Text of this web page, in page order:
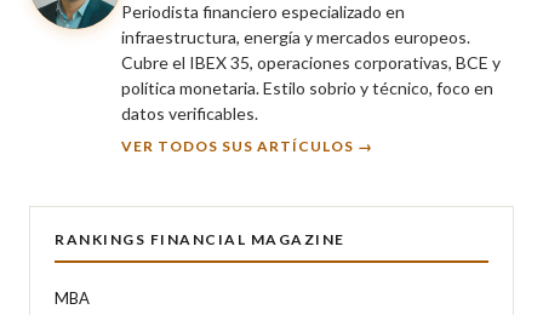
Periodista financiero especializado en
infraestructura, energía y mercados europeos.
Cubre el IBEX 35, operaciones corporativas, BCE y
política monetaria. Estilo sobrio y técnico, foco en
datos verificables.
VER TODOS SUS ARTÍCULOS →
RANKINGS FINANCIAL MAGAZINE
MBA